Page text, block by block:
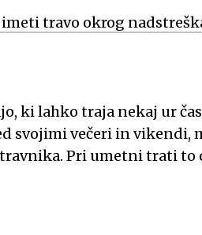
travo okrog
ki lahko traja nekaj ur
svojimi večeri in vikendi,
Pri umetni trati to